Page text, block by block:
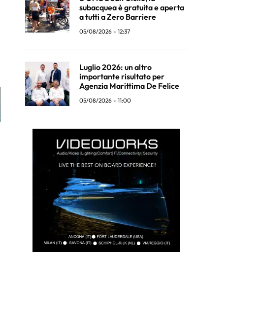
subacquea è gratuita e aperta
a tutti a Zero Barriere
05/08/2026 - 12:37
Luglio 2026: un altro
importante risultato per
Agenzia Marittima De Felice
05/08/2026 - 11:00